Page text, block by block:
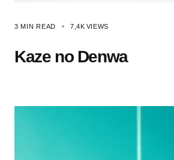
3 MIN READ 7,4K VIEWS
Kaze no Denwa